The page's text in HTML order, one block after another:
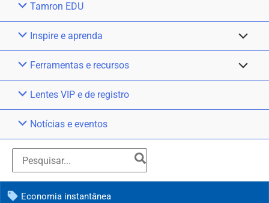
Tamron EDU
Inspire e aprenda
Ferramentas e recursos
Lentes VIP e de registro
Notícias e eventos
Economia instantânea